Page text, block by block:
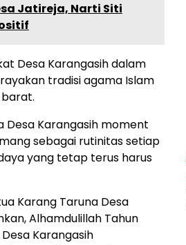
Jatireja, Narti Siti
Desa Karangasih dalam
tradisi agama Islam
Desa Karangasih moment
sebagai rutinitas setiap
yang tetap terus harus
Karang Taruna Desa
Alhamdulillah Tahun
Karangasih